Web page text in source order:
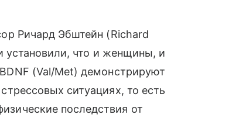
Ричард Эбштейн (Richard
установили, что и женщины, и
(Val/Met) демонстрируют
ситуациях, то есть
последствия от